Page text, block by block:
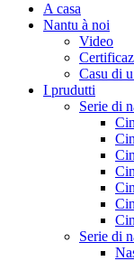
A casa
Nantu à noi
Video
Casu di
I prudutti
Serie di
Serie di